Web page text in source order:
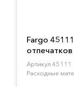
Fargo
отпечатков
Артикул 45111
Расходные